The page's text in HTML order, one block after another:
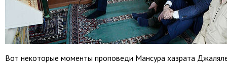
Вот некоторые моменты проповеди Мансура хазрата